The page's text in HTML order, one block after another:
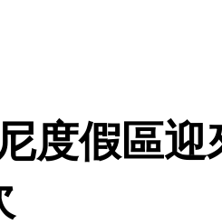
度假區